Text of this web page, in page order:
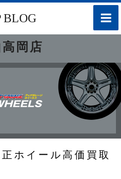
toggle
BLOG
岡店
ホイール高価買取